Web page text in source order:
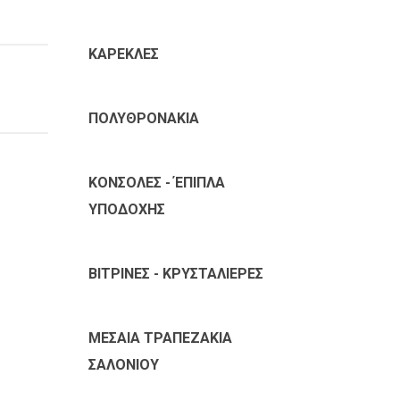
ΚΑΡΕΚΛΕΣ
ΠΟΛΥΘΡΟΝΑΚΙΑ
ΚΟΝΣΟΛΕΣ - ΈΠΙΠΛΑ
ΥΠΟΔΟΧΗΣ
ΒΙΤΡΙΝΕΣ - ΚΡΥΣΤΑΛΙΕΡΕΣ
ΜΕΣΑΙΑ ΤΡΑΠΕΖΑΚΙΑ
ΣΑΛΟΝΙΟΥ